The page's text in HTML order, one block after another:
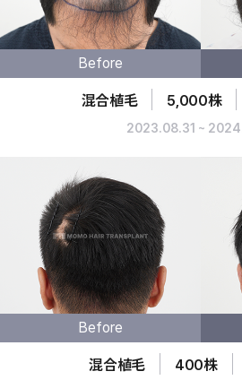
Before
混合植毛 5,000株
2023.08.31 ~
Before
混合植毛 400株